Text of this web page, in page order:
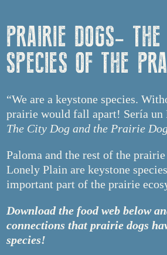
PRAIRIE DOGS- THE
SPECIES OF THE
“We are a keystone species.
prairie would fall apart! Sería un
The City Dog and the Prairie
Paloma and the rest of the
Lonely Plain are keystone
important part of the prairie
Download the food web below
connections that prairie dogs
species!